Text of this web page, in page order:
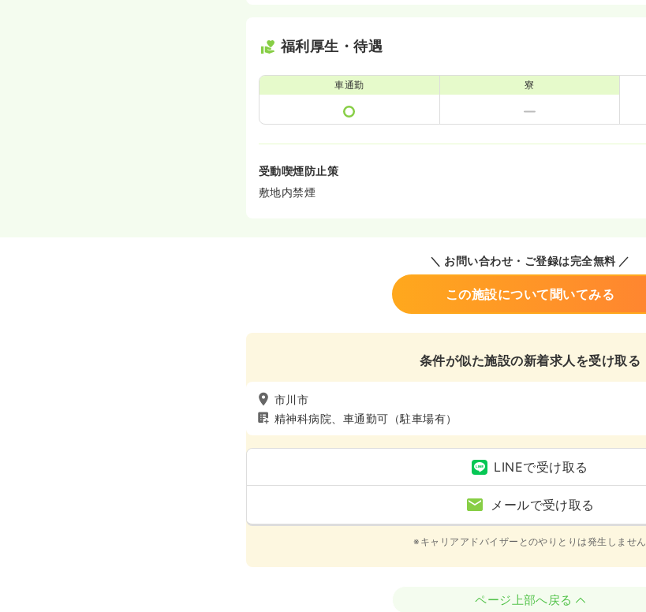
福利厚生・待遇
車通勤 寮
受動喫煙防止策
敷地内禁煙
＼ お問い合わせ・ご登録は完全無料 ／
この施設について聞いてみる
条件が似た施設の新着求人を受け取る
市川市
精神科病院、車通勤可（駐車場有）
LINEで受け取る
メールで受け取る
※キャリアアドバイザーとのやりとりは発生しません
ページ上部へ戻る